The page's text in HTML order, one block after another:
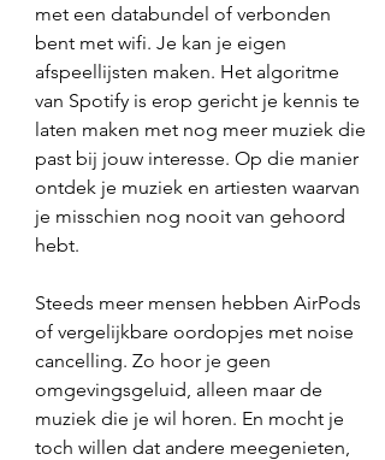
met een databundel of verbonden
bent met wifi. Je kan je eigen
afspeellijsten maken. Het algoritme
van Spotify is erop gericht je kennis te
laten maken met nog meer muziek die
past bij jouw interesse. Op die manier
ontdek je muziek en artiesten waarvan
je misschien nog nooit van gehoord
hebt.
Steeds meer mensen hebben AirPods
of vergelijkbare oordopjes met noise
cancelling. Zo hoor je geen
omgevingsgeluid, alleen maar de
muziek die je wil horen. En mocht je
toch willen dat andere meegenieten,